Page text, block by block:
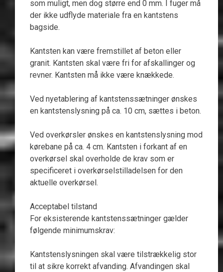
som muligt, men dog større end 0 mm. I fuger må
der ikke udflyde materiale fra en kantstens
bagside.
Kantsten kan være fremstillet af beton eller
granit. Kantsten skal være fri for afskallinger og
revner. Kantsten må ikke være knækkede.
Ved nyetablering af kantstenssætninger ønskes
en kantstenslysning på ca. 10 cm, sættes i beton.
Ved overkørsler ønskes en kantstenslysning mod
kørebane på ca. 4 cm. Kantsten i forkant af en
overkørsel skal overholde de krav som er
specificeret i overkørselstilladelsen for den
aktuelle overkørsel.
Acceptabel tilstand
For eksisterende kantstenssætninger gælder
følgende minimumskrav:
Kantstenslysningen skal være tilstrækkelig stor
til at sikre korrekt afvanding. Afvandingen skal